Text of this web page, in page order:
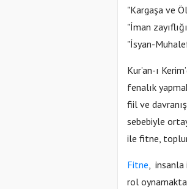
"Kargaşa ve
"İman
"İsyan-
Kur’an-ı
fenalık
fiil ve
sebebiyle
ile fitne,
Fitne, insanla
rol